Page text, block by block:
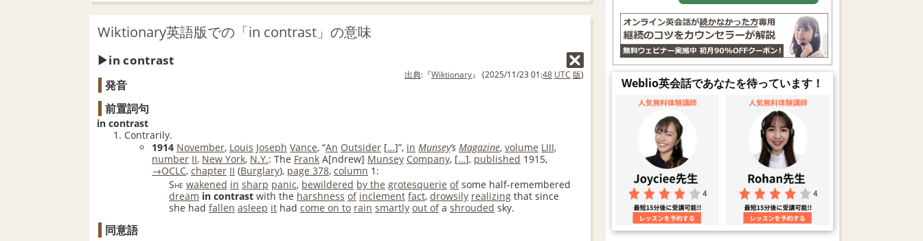
Wiktionary英語版での「in contrast」の意味
in contrast
出典:『Wiktionary』 (2025/11/23 01:48 UTC 版)
発音
前置詞句
in contrast
Contrarily.
1914 November, Louis Joseph Vance, “An Outsider […]”, in Munsey’s Magazine, volume LIII,
number II, New York, N.Y.: The Frank A[ndrew] Munsey Company, […], published 1915,
→OCLC, chapter II (Burglary), page 378, column 1:
She wakened in sharp panic, bewildered by the grotesquerie ofsome half-remembered
dream in contrast with the harshness of inclement fact, drowsily realizing that since
she had fallen asleep it had come on to rain smartly out ofa shrouded sky.
同意語
Weblio英会話であなたを待っています！